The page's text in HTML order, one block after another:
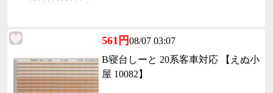
561円08/07 03:07
B寝台しーと 20系客車対応 【えぬ小
屋 10082】